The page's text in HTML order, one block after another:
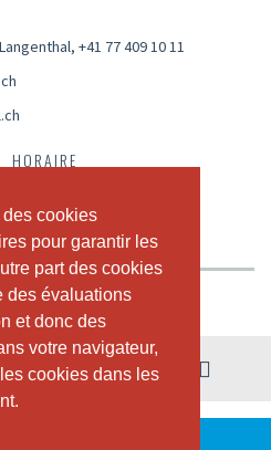
cookies
pour garantir les
part des cookies
des évaluations
et donc des
votre navigateur,
cookies dans les
cookies
pour garantir les
part des cookies
des évaluations
et donc des
votre navigateur,
cookies dans les
, +41 77 409 10 11
HORAIRE
VIDÉOS
TEAM
août
IL N'Y A PAS DE COURS.